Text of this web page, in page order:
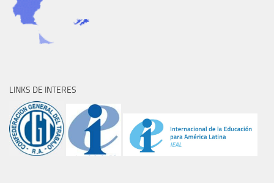
LINKS DE INTERES